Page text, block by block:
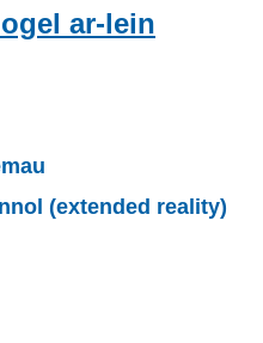
ar-lein
(extended reality)